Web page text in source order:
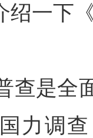
绍一下
查是全
力调